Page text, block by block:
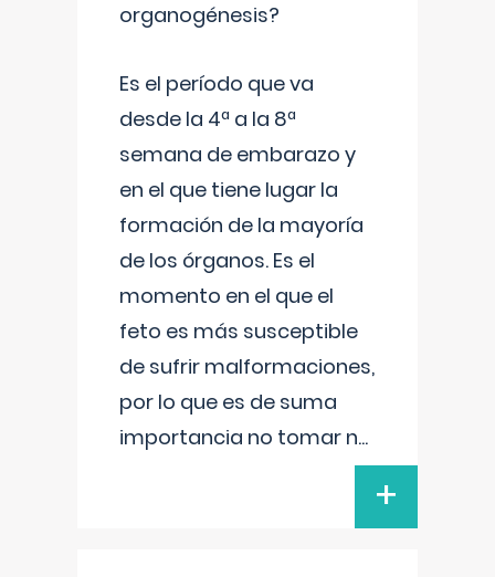
organogénesis?
Es el período que va
desde la 4ª a la 8ª
semana de embarazo y
en el que tiene lugar la
formación de la mayoría
de los órganos. Es el
momento en el que el
feto es más susceptible
de sufrir malformaciones,
por lo que es de suma
importancia no tomar n...
+